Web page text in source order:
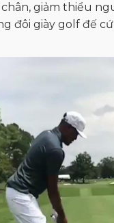
giảm thiểu
đôi giày golf đế